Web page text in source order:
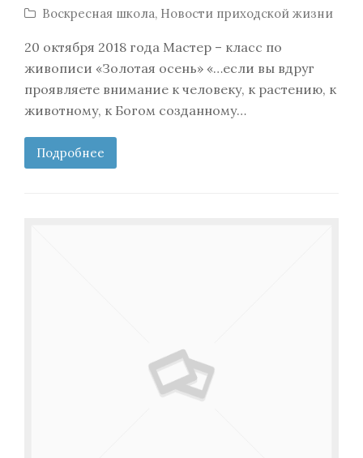
Воскресная школа, Новости приходской жизни
20 октября 2018 года Мастер – класс по
живописи «Золотая осень» «…если вы вдруг
проявляете внимание к человеку, к растению, к
животному, к Богом созданному…
Подробнее